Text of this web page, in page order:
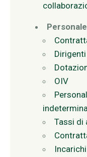
Personale
OIV
Tassi di